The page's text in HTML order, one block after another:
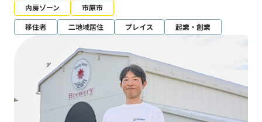
内房ゾーン
市原市
移住者
二地域居住 プレイス 起業・創業